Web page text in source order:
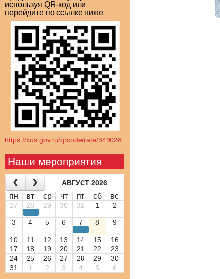
используя QR-код или
перейдите по ссылке ниже
https://bus.gov.ru/qrcode/rate/349028
Наши мероприятия
АВГУСТ 2026
пн вт ср чт пт сб вс
27 28 29 30 31 1 2
3 4 5 6 7 8 9
10 11 12 13 14 15
16
17
18 19 20 21 22
23
24
25 26 27 28 29
30
31
1 2 3 4 5 6